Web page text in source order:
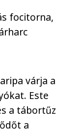
focitorna,
várja a
Este
a tábortűz
a